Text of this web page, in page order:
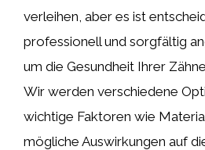
verleihen, aber es ist
professionell und sorgfältig
um die Gesundheit Ihrer
Wir werden verschiedene
wichtige Faktoren wie
mögliche Auswirkungen auf